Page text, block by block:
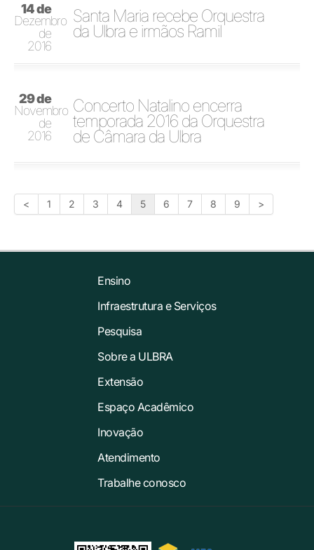
14 de
Dezembro
de
2016
Santa Maria recebe Orquestra
da Ulbra e irmãos Ramil
29 de
Novembro
de
2016
Concerto Natalino encerra
temporada 2016 da Orquestra
de Câmara da Ulbra
< 1 2 3 4 5 6 7 8 9 >
Ensino
Infraestrutura e Serviços
Pesquisa
Sobre a ULBRA
Extensão
Espaço Acadêmico
Inovação
Atendimento
Trabalhe conosco